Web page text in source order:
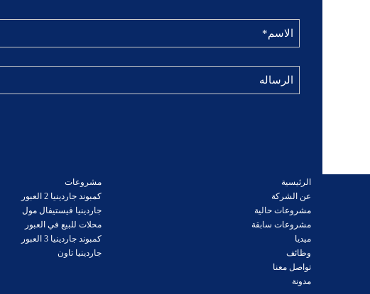
الرئيسية
عن الشركة
مشروعات حالية
مشروعات سابقة
ميديا
وظائف
تواصل معنا
مدونة
مشروعات
كمبوند جاردينيا 2 العبور
جاردينيا فيستيفال مول
محلات للبيع في العبور
كمبوند جاردينيا 3 العبور
جاردينيا تاون